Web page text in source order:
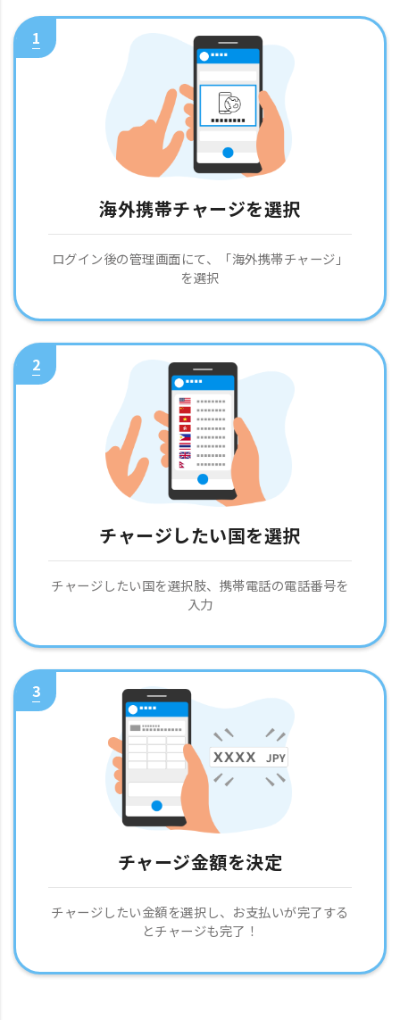
1
海外携帯チャージを選択
ログイン後の管理画面にて、「海外携帯チャージ」
を選択
2
チャージしたい国を選択
チャージしたい国を選択肢、携帯電話の電話番号を
入力
3
チャージ金額を決定
チャージしたい金額を選択し、お支払いが完了する
とチャージも完了！